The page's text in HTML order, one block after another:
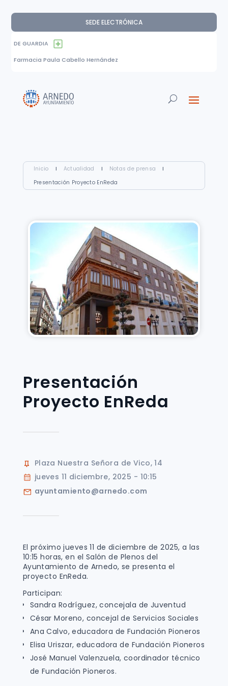
SEDE ELECTRÓNICA
DE GUARDIA
Farmacia Paula Cabello Hernández
Inicio I Actualidad I Notas de prensa
I
Presentación Proyecto EnReda
Presentación
Proyecto EnReda
Plaza Nuestra Señora de Vico, 14
jueves 11 diciembre, 2025 - 10:15
ayuntamiento@arnedo.com
El próximo jueves 11 de diciembre de 2025, a las
10:15 horas, en el Salón de Plenos del
Ayuntamiento de Arnedo, se presenta el
proyecto EnReda.
Participan:
Sandra Rodríguez, concejala de Juventud
César Moreno, concejal de Servicios Sociales
Ana Calvo, educadora de Fundación Pioneros
Elisa Uriszar, educadora de Fundación Pioneros
José Manuel Valenzuela, coordinador técnico
de Fundación Pioneros.